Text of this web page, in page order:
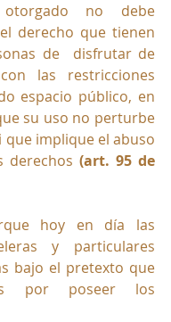
no debe
derecho que tienen
de  disfrutar de
las restricciones
espacio público, en
su uso no perturbe
que implique el abuso
derechos (art. 95 de
hoy en día las
y particulares
bajo el pretexto que
por poseer los